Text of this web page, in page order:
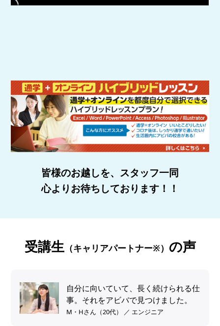
皆様のお越しを、スタッフ一同
心よりお待ちしております！！
受講生（キャリアパートナー※） の声
自分に向いていて、長く続けられる仕
事。それをアビバで見つけました。
M・Hさん（20代） ／ エンジニア